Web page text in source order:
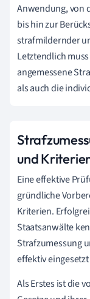
Anwendung, von
bis hin zur
strafmildernder
Letztendlich
angemessene
als auch die
und
Eine effektive
gründliche
Kriterien.
Staatsanwälte
Strafzumessung
effektiv
Als Erstes ist die